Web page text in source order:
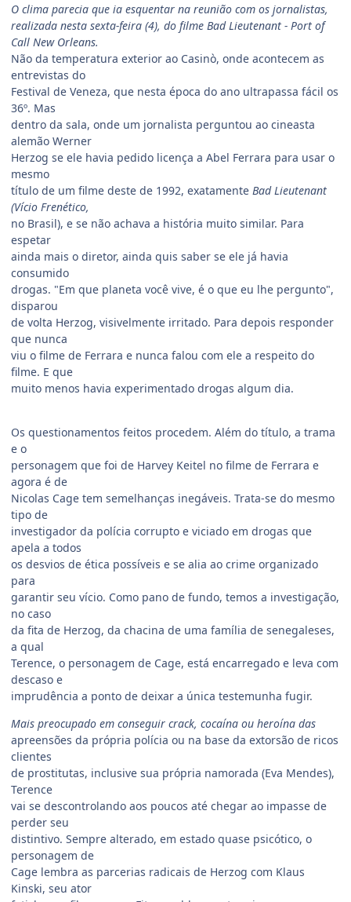
O clima parecia que ia esquentar na reunião com os jornalistas,
realizada nesta sexta-feira (4), do filme Bad Lieutenant - Port of
Call New Orleans.
Não da temperatura exterior ao Casinò, onde acontecem as
entrevistas do
Festival de Veneza, que nesta época do ano ultrapassa fácil os
36º. Mas
dentro da sala, onde um jornalista perguntou ao cineasta
alemão Werner
Herzog se ele havia pedido licença a Abel Ferrara para usar o
mesmo
título de um filme deste de 1992, exatamente Bad Lieutenant
(Vício Frenético,
no Brasil), e se não achava a história muito similar. Para
espetar
ainda mais o diretor, ainda quis saber se ele já havia
consumido
drogas. "Em que planeta você vive, é o que eu lhe pergunto",
disparou
de volta Herzog, visivelmente irritado. Para depois responder
que nunca
viu o filme de Ferrara e nunca falou com ele a respeito do
filme. E que
muito menos havia experimentado drogas algum dia.
Os questionamentos feitos procedem. Além do título, a trama
e o
personagem que foi de Harvey Keitel no filme de Ferrara e
agora é de
Nicolas Cage tem semelhanças inegáveis. Trata-se do mesmo
tipo de
investigador da polícia corrupto e viciado em drogas que
apela a todos
os desvios de ética possíveis e se alia ao crime organizado
para
garantir seu vício. Como pano de fundo, temos a investigação,
no caso
da fita de Herzog, da chacina de uma família de senegaleses,
a qual
Terence, o personagem de Cage, está encarregado e leva com
descaso e
imprudência a ponto de deixar a única testemunha fugir.
Mais preocupado em conseguir crack, cocaína ou heroína das
apreensões da própria polícia ou na base da extorsão de ricos
clientes
de prostitutas, inclusive sua própria namorada (Eva Mendes),
Terence
vai se descontrolando aos poucos até chegar ao impasse de
perder seu
distintivo. Sempre alterado, em estado quase psicótico, o
personagem de
Cage lembra as parcerias radicais de Herzog com Klaus
Kinski, seu ator